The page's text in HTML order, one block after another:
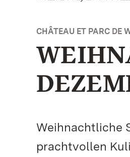
CHÂTEAU ET PARC DE
Weihnachtliche
prachtvollen